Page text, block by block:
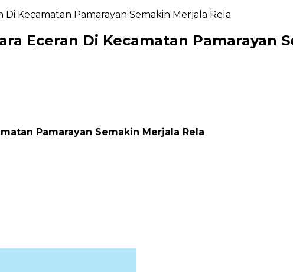
Kecamatan Pamarayan Semakin Merjala Rela
Eceran Di Kecamatan Pamarayan
Pamarayan Semakin Merjala Rela